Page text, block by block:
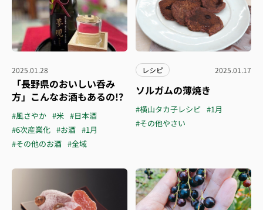
2025.01.28
「長野県のおいしい呑み
方」こんなお酒もあるの!?
#風さやか #米 #日本酒
#6次産業化 #お酒 #1月
#その他のお酒 #全域
レシピ 2025.01.17
ソルガムの薄焼き
#横山タカ子レシピ #1月
#その他やさい